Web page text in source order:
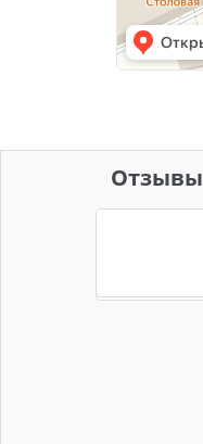
Отзывы